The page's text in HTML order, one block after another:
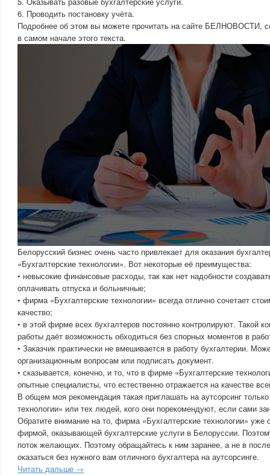
6. Проводить постановку учёта.
Подробнее об этом вы можете прочитать на сайте БЕЛНОВОСТИ,
в самом начале этого текста.
Белорусский бизнес очень часто привлекает для оказания
«Бухгалтерские технологии». Вот некоторые её преимущества:
• невысокие финансовые расходы, так как нет надобности
оплачивать отпуска и больничные;
• фирма «Бухгалтерские технологии» всегда отлично сочетает
качество;
• в этой фирме всех бухгалтеров постоянно контролируют. Такой
работы даёт возможность обходиться без спорных моментов в
• Заказчик практически не вмешивается в работу бухгалтерии.
организационным вопросам или подписать документ.
• сказывается, конечно, и то, что в фирме «Бухгалтерские
опытные специалисты, что естественно отражается на качестве
В общем моя рекомендация такая приглашать на аутсорсинг
технологии» или тех людей, кого они порекомендуют, если сами
Обратите внимание на то, фирма «Бухгалтерские технологии» уже
фирмой, оказывающей бухгалтерские услуги в Белоруссии.
поток желающих. Поэтому обращайтесь к ним заранее, а не в
оказаться без нужного вам отличного бухгалтера на аутсорсинге.
Читать дальше →